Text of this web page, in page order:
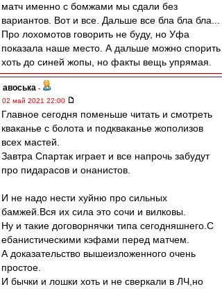
матч именно с бомжами мы сдали без
вариантов. Вот и все. Дальше все бла бла бла...
Про лохомотов говорить не буду, но Уфа
показала наше место. А дальше можно спорить
хоть до синей жопы, но факты вещь упрямая.
авоська -
02 май 2021 22:00
Главное сегодня поменьше читать и смотреть
кваканье с болота и подкваканье жополизов
всех мастей.
Завтра Спартак играет и все напрочь забудут
про пидарасов и онанистов.
И не надо нести хуйню про сильных
бамжей.Вся их сила это сочи и вилковы.
Ну и такие договорнячки типа сегодняшнего.С
ебанистическими кэфами перед матчем.
А доказательство вышеизложенного очень
простое.
И бычки и лошки хоть и не сверкали в ЛЧ,но